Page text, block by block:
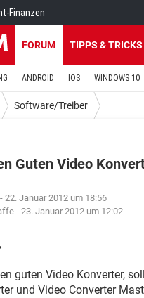
Finanzen
FORUM TIPPS & TRICKS
ANDROID IOS WINDOWS 10
Software/Treiber
Guten Video
- 22. Januar 2012 um 18:56
-23. Januar 2012 um 12:02
guten Video Konverter,
und Video Converter